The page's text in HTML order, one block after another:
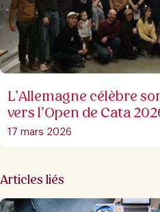
L’Allemagne célèbre
vers l’Open de Cata
17 mars 2026
Articles liés